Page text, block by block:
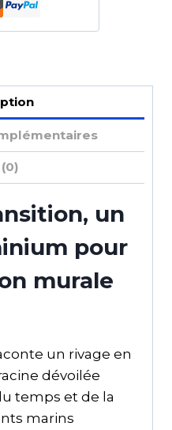
un
pour
murale
un rivage en
dévoilée
temps et de la
marins